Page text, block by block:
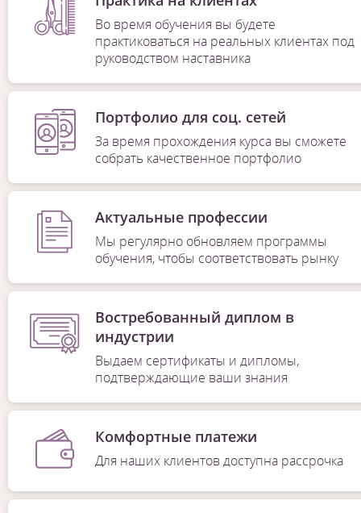
Во время обучения вы будете
практиковаться на реальных клиентах под
руководством наставника
Портфолио для соц. сетей
За время прохождения курса вы сможете
собрать качественное портфолио
Актуальные профессии
Мы регулярно обновляем программы
обучения, чтобы соответствовать рынку
Востребованный диплом в
индустрии
Выдаем сертификаты и дипломы,
подтверждающие ваши знания
Комфортные платежи
Для наших клиентов доступна рассрочка